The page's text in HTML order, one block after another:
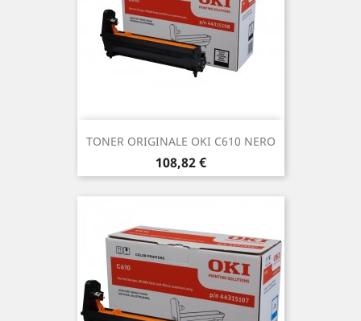
TONER ORIGINALE OKI C610 NERO
Prezzo
108,82 €